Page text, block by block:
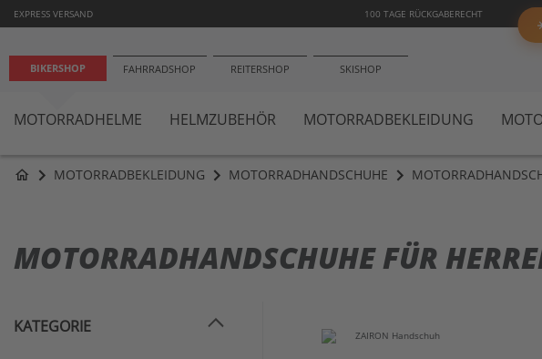
−10%RABATT
EXPRESS VERSAND 100 TAGE RÜCKGABERECHT
BIKERSHOP FAHRRADSHOP REITERSHOP SKISHOP
MOTORRADHELME HELMZUBEHÖR MOTORRADBEKLEIDUNG
home MOTORRADBEKLEIDUNG MOTORRADHANDSCHUHE
MOTORRADHANDSCHUHE FÜR
KATEGORIE